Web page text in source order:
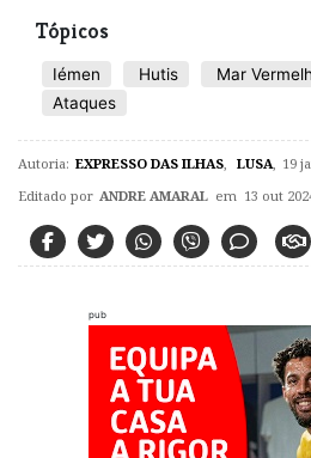
Tópicos
Iémen Hutis Mar
Ataques
Autoria: EXPRESSO DAS ILHAS LUSA 19
Editado por ANDRE AMARAL em 13 out
pub